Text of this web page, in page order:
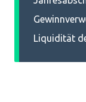
Liquidität